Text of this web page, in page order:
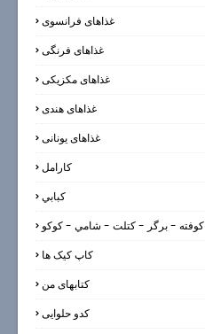
غذاهای فرانسوی
غذاهای فرنگی
غذاهای مکزیکی
غذاهای هندی
غذاهای یونانی
كارامل
كبابي
كوفته - برگر - كتلت - شامي - كوكو
کاپ کیک ها
کتابهای من
کدو حلوایی